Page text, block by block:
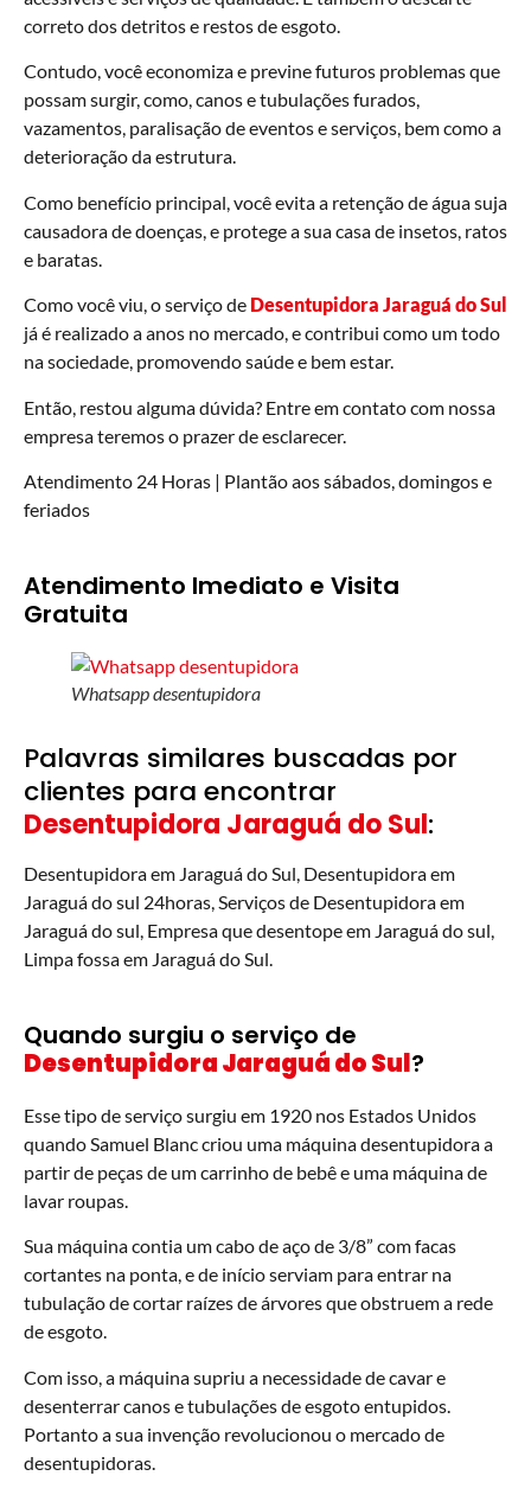
correto dos detritos e restos de esgoto.
Contudo, você economiza e previne futuros problemas que
possam surgir, como, canos e tubulações furados,
vazamentos, paralisação de eventos e serviços, bem como a
deterioração da estrutura.
Como benefício principal, você evita a retenção de água suja
causadora de doenças, e protege a sua casa de insetos, ratos
e baratas.
Como você viu, o serviço de Desentupidora Jaraguá do Sul
já é realizado a anos no mercado, e contribui como um todo
na sociedade, promovendo saúde e bem estar.
Então, restou alguma dúvida? Entre em contato com nossa
empresa teremos o prazer de esclarecer.
Atendimento 24 Horas | Plantão aos sábados, domingos e
feriados
Atendimento Imediato e Visita
Gratuita
Whatsapp desentupidora
Palavras similares buscadas por
clientes para encontrar
Desentupidora Jaraguá do Sul:
Desentupidora em Jaraguá do Sul, Desentupidora em
Jaraguá do sul 24horas, Serviços de Desentupidora em
Jaraguá do sul, Empresa que desentope em Jaraguá do sul,
Limpa fossa em Jaraguá do Sul.
Quando surgiu o serviço de
Desentupidora Jaraguá do Sul?
Esse tipo de serviço surgiu em 1920 nos Estados Unidos
quando Samuel Blanc criou uma máquina desentupidora a
partir de peças de um carrinho de bebê e uma máquina de
lavar roupas.
Sua máquina contia um cabo de aço de 3/8” com facas
cortantes na ponta, e de início serviam para entrar na
tubulação de cortar raízes de árvores que obstruem a rede
de esgoto.
Com isso, a máquina supriu a necessidade de cavar e
desenterrar canos e tubulações de esgoto entupidos.
Portanto a sua invenção revolucionou o mercado de
desentupidoras.